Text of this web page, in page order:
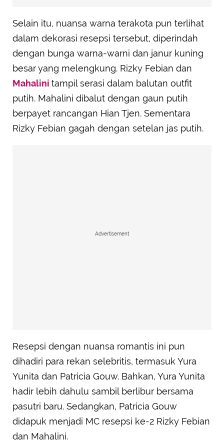
Selain itu, nuansa warna terakota pun terlihat
dalam dekorasi resepsi tersebut, diperindah
dengan bunga warna-warni dan janur kuning
besar yang melengkung. Rizky Febian dan
Mahalini tampil serasi dalam balutan outfit
putih. Mahalini dibalut dengan gaun putih
berpayet rancangan Hian Tjen. Sementara
Rizky Febian gagah dengan setelan jas putih.
Advertisement
Resepsi dengan nuansa romantis ini pun
dihadiri para rekan selebritis, termasuk Yura
Yunita dan Patricia Gouw. Bahkan, Yura Yunita
hadir lebih dahulu sambil berlibur bersama
pasutri baru. Sedangkan, Patricia Gouw
didapuk menjadi MC resepsi ke-2 Rizky Febian
dan Mahalini.